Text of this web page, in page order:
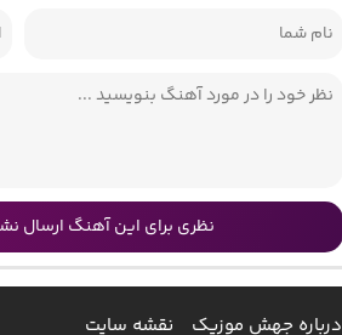
نظری برای این آهنگ ارسال
درباره جهش موزیک نقشه سایت